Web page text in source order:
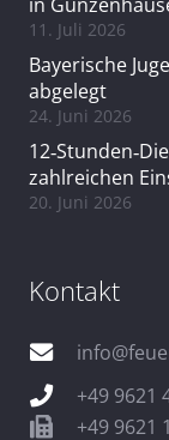
11. Juli 2026
Bayerische
abgelegt
24. Juni 2026
zahlreichen
20. Juni 2026
Kontakt
+49 9621
+49 9621